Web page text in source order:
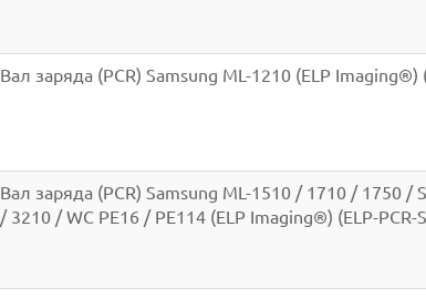
Вал заряда (PCR) Samsung ML-1210 (ELP Imaging®)
Вал заряда (PCR) Samsung ML-1510 / 1710 / 1750 /
/ 3210 / WC PE16 / PE114 (ELP Imaging®) (ELP-PCR-